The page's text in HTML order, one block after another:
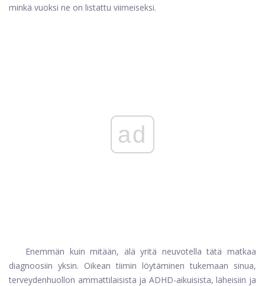
minkä vuoksi ne on listattu viimeiseksi.
ad
Enemmän kuin mitään, älä yritä neuvotella tätä matkaa
diagnoosiin yksin. Oikean tiimin löytäminen tukemaan sinua,
terveydenhuollon ammattilaisista ja ADHD-aikuisista, läheisiin ja